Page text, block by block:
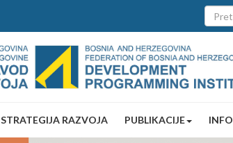
STRATEGIJA RAZVOJA PUBLIKACIJE INFO